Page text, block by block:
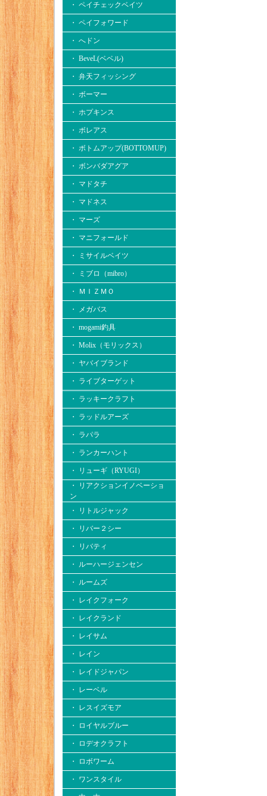
・ ペイチェックベイツ
・ ペイフォワード
・ へドン
・ BeveL(ベベル)
・ 弁天フィッシング
・ ボーマー
・ ホプキンス
・ ボレアス
・ ボトムアップ(BOTTOMUP)
・ ボンバダアグア
・ マドタチ
・ マドネス
・ マーズ
・ マニフォールド
・ ミサイルベイツ
・ ミブロ（mibro）
・ ＭＩＺＭＯ
・ メガバス
・ mogami釣具
・ Molix（モリックス）
・ ヤバイブランド
・ ライブターゲット
・ ラッキークラフト
・ ラッドルアーズ
・ ラパラ
・ ランカーハント
・ リューギ（RYUGI）
・ リアクションイノベーショ
ン
・ リトルジャック
・ リバー２シー
・ リバティ
・ ルーハージェンセン
・ ルームズ
・ レイクフォーク
・ レイクランド
・ レイサム
・ レイン
・ レイドジャパン
・ レーベル
・ レスイズモア
・ ロイヤルブルー
・ ロデオクラフト
・ ロボワーム
・ ワンスタイル